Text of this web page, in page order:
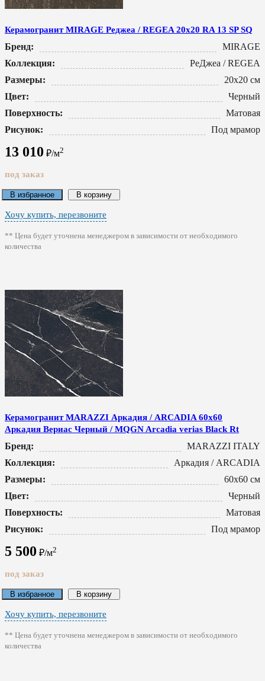
Керамогранит MIRAGE Реджеа / REGEA 20x20 RA 13 SP SQ
Бренд:
MIRAGE
Коллекция:
РеДжеа / REGEA
Размеры:
20x20 см
Цвет:
Черный
Поверхность:
Матовая
Рисунок:
Под мрамор
13 010 ₽/м2
под заказ
В избранное В корзину
Хочу купить, перезвоните
** Цена будет уточнена менеджером в зависимости от необходимого
количества
Керамогранит MARAZZI Аркадия / ARCADIA 60x60
Аркадия Вериас Черный / MQGN Arcadia verias Black Rt
Бренд:
MARAZZI ITALY
Коллекция:
Аркадия / ARCADIA
Размеры:
60x60 см
Цвет:
Черный
Поверхность:
Матовая
Рисунок:
Под мрамор
5 500 ₽/м2
под заказ
В избранное В корзину
Хочу купить, перезвоните
** Цена будет уточнена менеджером в зависимости от необходимого
количества